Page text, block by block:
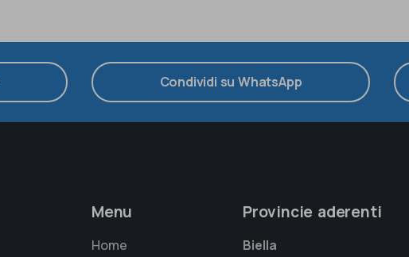
Condividi su WhatsApp
Menu
Home
Provincie aderenti
Biella